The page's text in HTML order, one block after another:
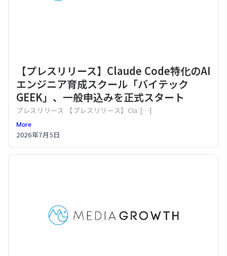
【プレスリリース】Claude Code特化のAI
エンジニア育成スクール「バイテック
GEEK」、一般申込みを正式スタート
プレスリリース 【プレスリリース】Cla […]
More
2026年7月5日